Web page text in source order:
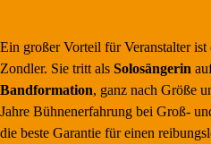
Ein großer Vorteil für Veranstalter
Zondler. Sie tritt als Solosängerin
Bandformation, ganz nach Größe
Jahre Bühnenerfahrung bei Groß-
die beste Garantie für einen